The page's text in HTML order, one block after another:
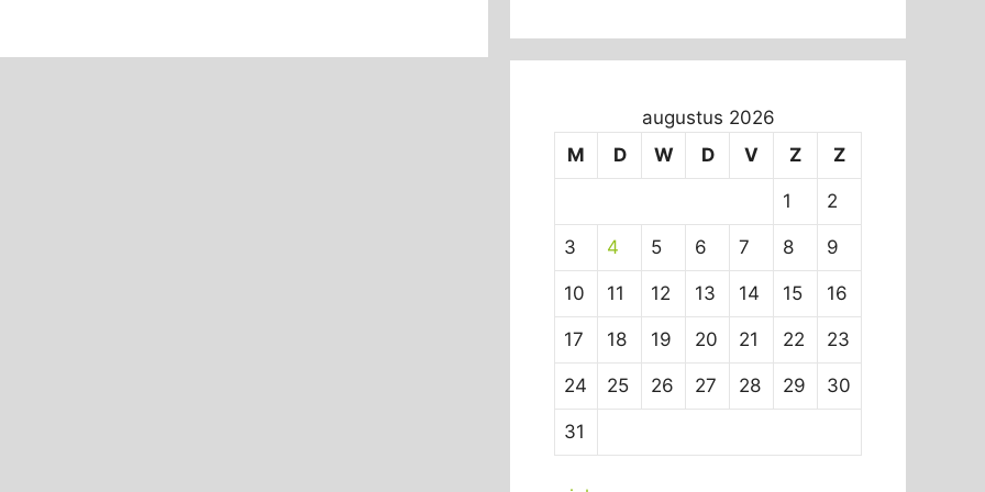
augustus 2026
M
D W D V Z Z
1 2
3 4 5 6 7 8 9
10 11 12 13 14 15 16
17 18 19 20 21 22 23
24 25 26 27 28 29 30
31